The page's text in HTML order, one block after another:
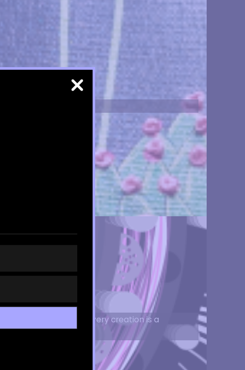
Like I Do
no mold because every creation is a